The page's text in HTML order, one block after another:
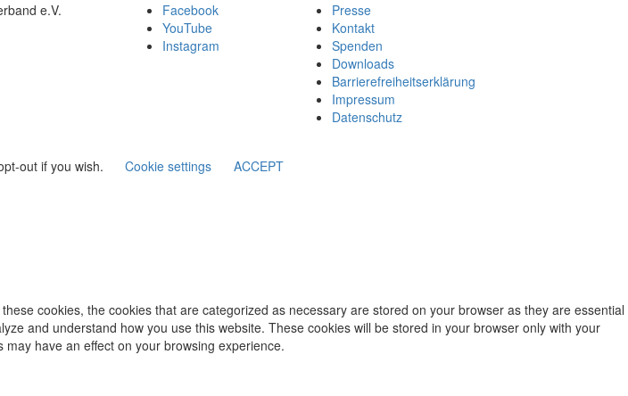
e.V.
Facebook
YouTube
Instagram
Presse
Kontakt
Spenden
Downloads
Barrierefreiheitserklärung
Impressum
Datenschutz
out if you wish.
Cookie settings ACCEPT
cookies, the cookies that are categorized as necessary are stored on your browser as they are essential
and understand how you use this website. These cookies will be stored in your browser only with your
have an effect on your browsing experience.